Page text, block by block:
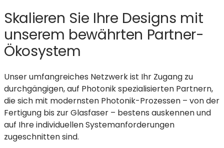
Skalieren Sie Ihre Designs mit
unserem bewährten Partner-
Ökosystem
Unser umfangreiches Netzwerk ist Ihr Zugang zu
durchgängigen, auf Photonik spezialisierten Partnern,
die sich mit modernsten Photonik-Prozessen – von der
Fertigung bis zur Glasfaser – bestens auskennen und
auf Ihre individuellen Systemanforderungen
zugeschnitten sind.